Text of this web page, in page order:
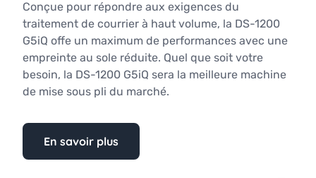
Conçue pour répondre aux exigences du
traitement de courrier à haut volume, la DS-1200
G5iQ offe un maximum de performances avec une
empreinte au sole réduite. Quel que soit votre
besoin, la DS-1200 G5iQ sera la meilleure machine
de mise sous pli du marché.
En savoir plus